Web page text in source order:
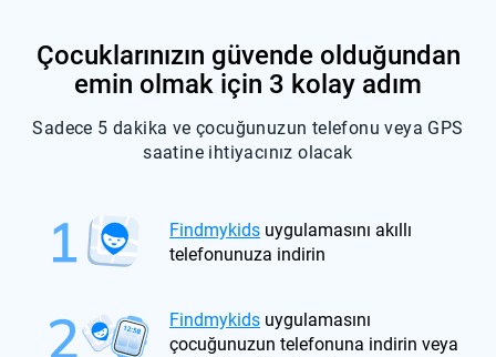
Çocuklarınızın güvende olduğundan
emin olmak için 3 kolay adım
Sadece 5 dakika ve çocuğunuzun telefonu veya GPS
saatine ihtiyacınız olacak
Findmykids uygulamasını akıllı
telefonunuza indirin
Findmykids uygulamasını
çocuğunuzun telefonuna indirin veya